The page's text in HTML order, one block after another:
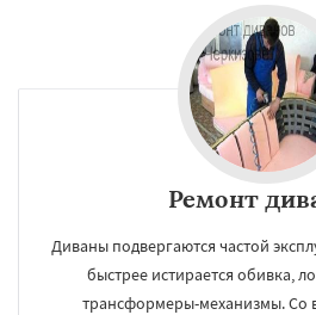
Ремонт
Диваны подвергаются частой
быстрее истирается обивка,
трансформеры-механизмы. Со